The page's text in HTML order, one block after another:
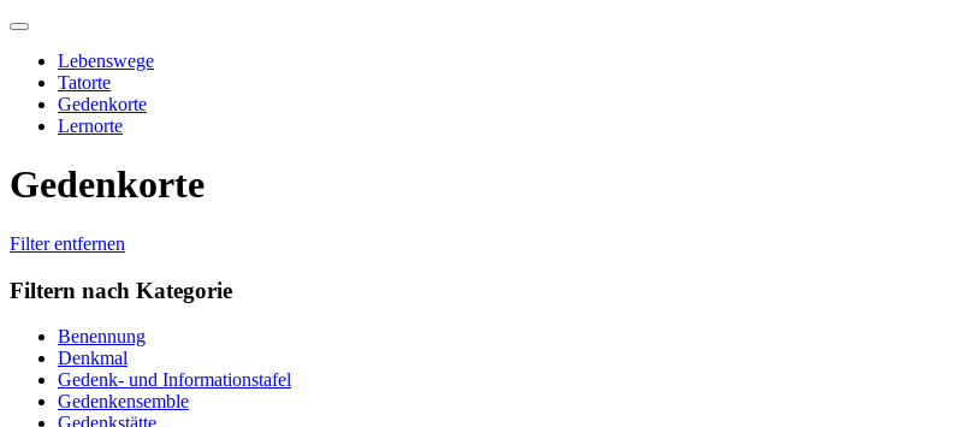
Skip
contentLebenswege
Tatorte
Gedenkorte
Lernorte
Gedenkorte
Filter entfernen
Filtern nach Kategorie
Benennung
Denkmal
Gedenk- und Informationstafel
Gedenkensemble